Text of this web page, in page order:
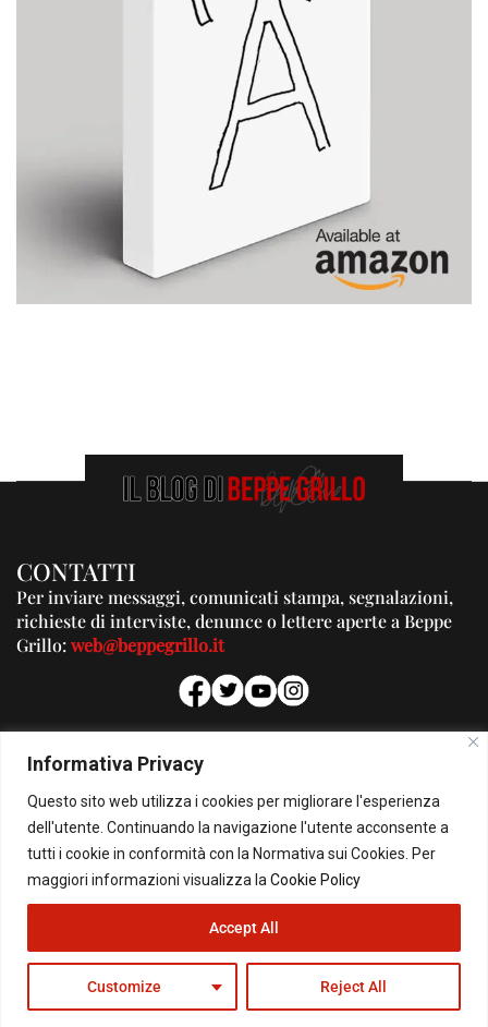
Informativa Privacy
Questo sito web utilizza i cookies per migliorare l'esperienza
dell'utente. Continuando la navigazione l'utente acconsente a
tutti i cookie in conformità con la Normativa sui Cookies. Per
maggiori informazioni visualizza la Cookie Policy
Customize Reject All
Accept All
CONTATTI
Per inviare messaggi, comunicati stampa, segnalazioni,
richieste di interviste, denunce o lettere aperte a Beppe
Grillo:web@beppegrillo.it
PUBBLICITA'
Per la tua pubblicità su questo Blog:
pubblicita@beppegrillo.it
HOMEPAGE COOKIE POLICY PRIVACY POLICY CONTATTI
© Copyright 2026 - Il Blog di Beppe Grillo. All Rights Reserved - Powered by
happygrafic.com